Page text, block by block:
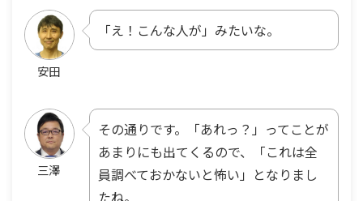
安田
「え！こんな人が」みたいな。
三澤
その通りです。「あれっ？」ってことが
あまりにも出てくるので、「これは全
員調べておかないと怖い」となりまし
たね。